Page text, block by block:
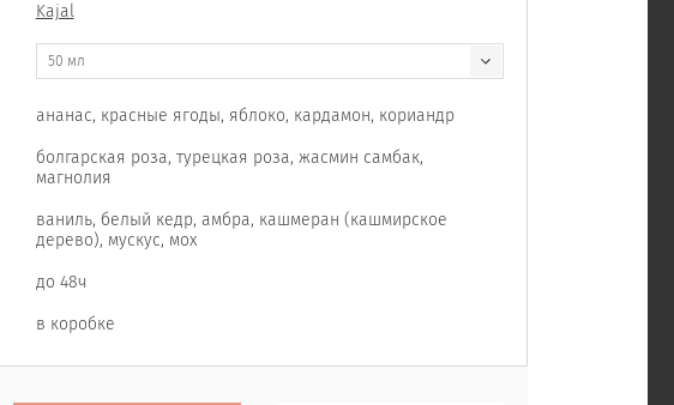
Kajal
50 мл
ананас, красные ягоды, яблоко, кардамон, кориандр
болгарская роза, турецкая роза, жасмин самбак,
магнолия
ваниль, белый кедр, амбра, кашмеран (кашмирское
дерево), мускус, мох
до 48ч
в коробке